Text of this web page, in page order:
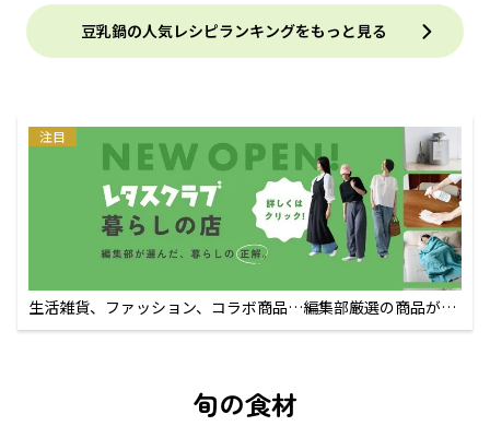
豆乳鍋の人気レシピランキングをもっと見る
注目
生活雑貨、ファッション、コラボ商品…編集部厳選の商品が買
えるECサイト
旬の食材